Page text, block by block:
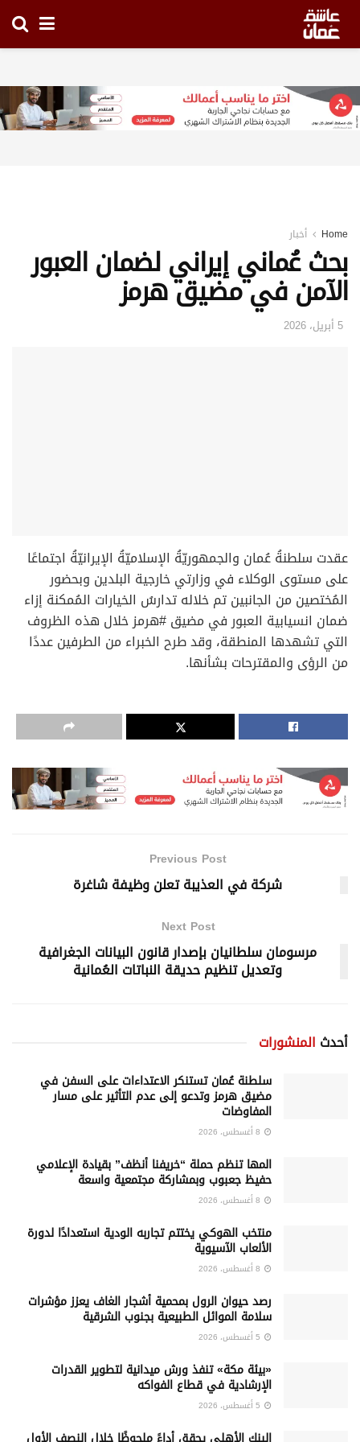
Home أخبار
بحث عُماني إيراني لضمان العبور
الآمن في مضيق هرمز
5 أبريل، 2026
‏⁧عقدت سلطنةُ عُمان⁩ والجمهوريّةُ الإسلاميّةُ الإيرانيّةُ اجتماعًا
على مستوى الوكلاء في وزارتي خارجية البلدين وبحضور
المُختصين من الجانبين تم خلاله تدارسُ الخيارات المُمكنة إزاء
ضمان انسيابية العبور في مضيق ⁧#هرمز⁩ خلال هذه الظروف
التي تشهدها المنطقة، وقد طرح الخبراء من الطرفين عددًا
من الرؤى والمقترحات بشأنها.
Previous Post
شركة في العذيبة تعلن وظيفة شاغرة
Next Post
مرسومان سلطانيان بإصدار قانون البيانات الجغرافية
وتعديل تنظيم حديقة النباتات العُمانية
أحدث المنشورات
سلطنة عُمان تستنكر الاعتداءات على السفن في
مضيق هرمز وتدعو إلى عدم التأثير على مسار
المفاوضات
المها تنظم حملة “خريفنا أنظف” بقيادة الإعلامي
حفيظ جعبوب وبمشاركة مجتمعية واسعة
منتخب الهوكي يختتم تجاربه الودية استعدادًا لدورة
الألعاب الآسيوية
رصد حيوان الرول بمحمية أشجار الغاف يعزز مؤشرات
سلامة الموائل الطبيعية بجنوب الشرقية
«بيئة مكة» تنفذ ورش ميدانية لتطوير القدرات
الإرشادية في قطاع الفواكه